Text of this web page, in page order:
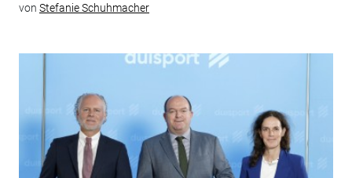
von Stefanie Schuhmacher